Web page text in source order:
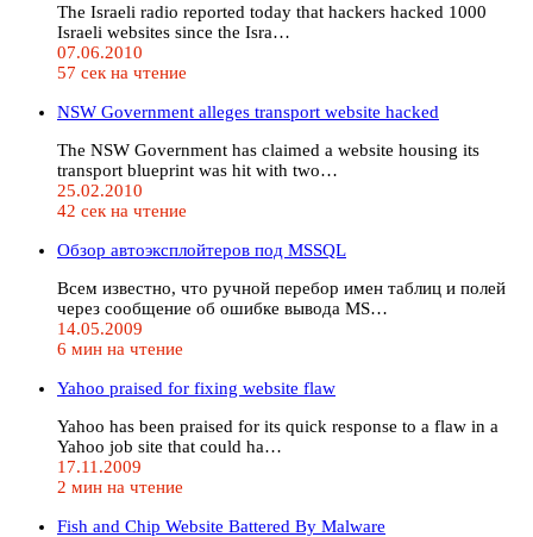
The Israeli radio reported today that hackers hacked 1000
Israeli websites since the Isra…
07.06.2010
57 сек на чтение
NSW Government alleges transport website hacked
The NSW Government has claimed a website housing its
transport blueprint was hit with two…
25.02.2010
42 сек на чтение
Обзор автоэксплойтеров под MSSQL
Всем известно, что ручной перебор имен таблиц и полей
через сообщение об ошибке вывода MS…
14.05.2009
6 мин на чтение
Yahoo praised for fixing website flaw
Yahoo has been praised for its quick response to a flaw in a
Yahoo job site that could ha…
17.11.2009
2 мин на чтение
Fish and Chip Website Battered By Malware